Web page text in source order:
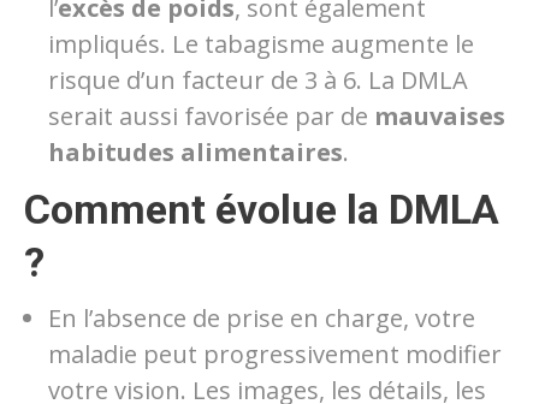
l’excès de poids, sont également
impliqués. Le tabagisme augmente le
risque d’un facteur de 3 à 6. La DMLA
serait aussi favorisée par de mauvaises
habitudes alimentaires.
Comment évolue la DMLA
?
En l’absence de prise en charge, votre
maladie peut progressivement modifier
votre vision. Les images, les détails, les